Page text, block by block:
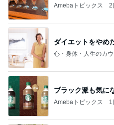
Amebaトピックス 2
ダイエットをやめ
心・身体・人生のカ
ブラック派も気に
Amebaトピックス 1